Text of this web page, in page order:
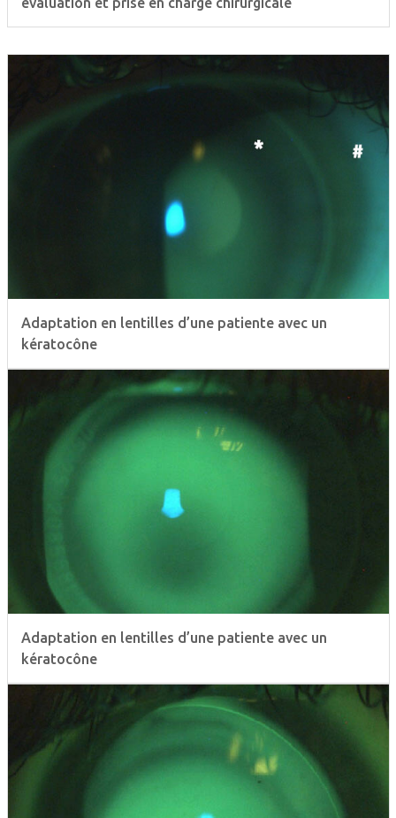
Adaptation en lentilles d’une patiente avec un
kératocône
Adaptation en lentilles d’une patiente avec un
kératocône